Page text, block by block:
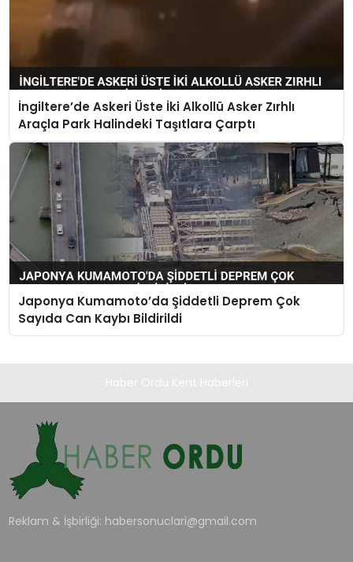
İngiltere’de Askeri Üste İki Alkollü Asker Zırhlı
Araçla Park Halindeki Taşıtlara Çarptı
Japonya Kumamoto’da Şiddetli Deprem Çok
Sayıda Can Kaybı Bildirildi
Reklam & İşbirliği: habersonuclari@gmail.com